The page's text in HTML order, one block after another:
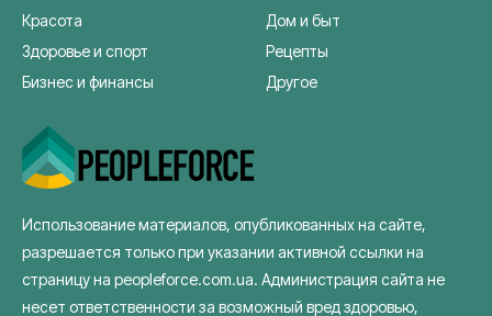
Красота
Здоровье и спорт
Бизнес и финансы
Дом и быт
Рецепты
Другое
Использование материалов, опубликованных на сайте,
разрешается только при указании активной ссылки на
страницу на peopleforce.com.ua. Администрация сайта не
несет ответственности за возможный вред здоровью,